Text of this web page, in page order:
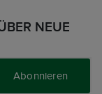
NEUE
Abonnieren